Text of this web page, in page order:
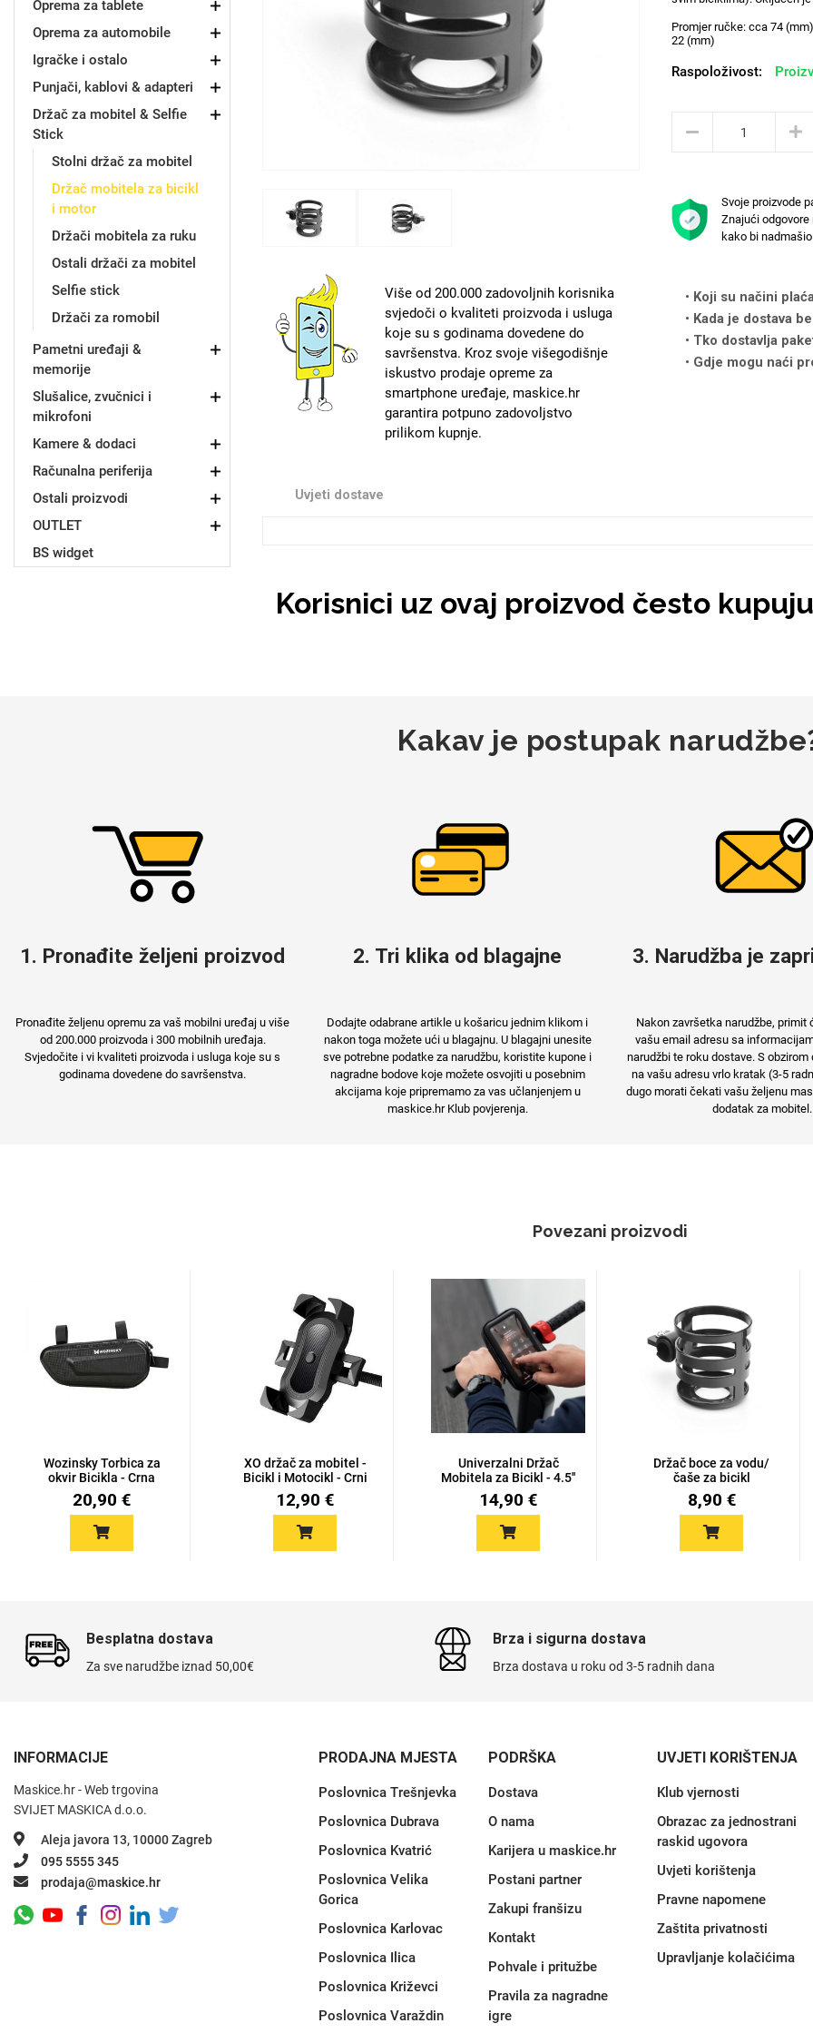
Oprema za tablete
Oprema za automobile
Igračke i ostalo
Punjači, kablovi & adapteri
Držač za mobitel & Selfie
Stick
Stolni držač za mobitel
Držač mobitela za bicikl
i motor
Držači mobitela za ruku
Ostali držači za mobitel
Selfie stick
Držači za romobil
Pametni uređaji &
memorije
Slušalice, zvučnici i
mikrofoni
Kamere & dodaci
Računalna periferija
Ostali proizvodi
OUTLET
BS widget
Više od 200.000 zadovoljnih korisnika
svjedoči o kvaliteti proizvoda i usluga
koje su s godinama dovedene do
savršenstva. Kroz svoje višegodišnje
iskustvo prodaje opreme za
smartphone uređaje, maskice.hr
garantira potpuno zadovoljstvo
prilikom kupnje.
Promjer ručke: cca 74
22 (mm)
Raspoloživost:
Svoje proizvode
Znajući
kako bi
Koji su načini
Kada je dostava
Tko dostavlja
Gdje mogu naći
Uvjeti dostave
Korisnici uz ovaj proizvod često kupuju
Kakav je postupak
1. Pronađite željeni proizvod
Pronađite željenu opremu za vaš mobilni uređaj u više
od 200.000 proizvoda i 300 mobilnih uređaja.
Svjedočite i vi kvaliteti proizvoda i usluga koje su s
godinama dovedene do savršenstva.
2. Tri klika od blagajne
Dodajte odabrane artikle u košaricu jednim klikom i
nakon toga možete ući u blagajnu. U blagajni unesite
sve potrebne podatke za narudžbu, koristite kupone i
nagradne bodove koje možete osvojiti u posebnim
akcijama koje pripremamo za vas učlanjenjem u
maskice.hr Klub povjerenja.
3. Narudžba je
Nakon završetka narudžbe, primit
vašu email adresu sa
narudžbi te roku dostave. S obzirom
na vašu adresu vrlo kratak (3-5
dugo morati čekati vašu željenu
dodatak za mobitel.
Povezani proizvodi
Wozinsky Torbica za
okvir Bicikla - Crna
20,90 €
XO držač za mobitel -
Bicikl i Motocikl - Crni
12,90 €
Univerzalni Držač
Mobitela za Bicikl - 4.5''
-...
14,90 €
Držač boce za vodu/
čaše za bicikl
8,90 €
Besplatna dostava
Za sve narudžbe iznad 50,00€
Brza i sigurna dostava
Brza dostava u roku od 3-5 radnih dana
INFORMACIJE
Maskice.hr - Web trgovina
SVIJET MASKICA d.o.o.
Aleja javora 13, 10000 Zagreb
095 5555 345
prodaja@maskice.hr
PRODAJNA MJESTA
Poslovnica Trešnjevka
Poslovnica Dubrava
Poslovnica Kvatrić
Poslovnica Velika
Gorica
Poslovnica Karlovac
Poslovnica Ilica
Poslovnica Križevci
Poslovnica Varaždin
PODRŠKA
Dostava
O nama
Karijera u maskice.hr
Postani partner
Zakupi franšizu
Kontakt
Pohvale i pritužbe
Pravila za nagradne
igre
UVJETI KORIŠTENJA
Klub vjernosti
Obrazac za jednostrani
raskid ugovora
Uvjeti korištenja
Pravne napomene
Zaštita privatnosti
Upravljanje kolačićima
Croatos
Unicorn kolekcija
Sleng
Quotes Collection
Doodles Apstraktni motivi
Monogrami Dječji motivi
Za njega
Svijet životinja
Mandale / Cvjetni motivi Citati & Stihovi
Punjači za mobitel
Univerzalne futrole i
maskice
Preklopne maskice
Sony
Ostali držači
AUX kablovi